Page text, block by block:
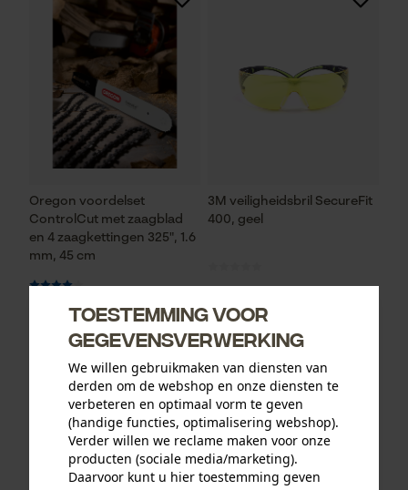
Oregon voordelset
ControlCut met zaagblad
en 4 zaagkettingen 325", 1.6
mm, 45 cm
93,73 €*
3M veiligheidsbril SecureFit
400, geel
12,90 €*
Toestemming voor
gegevensverwerking
We willen gebruikmaken van diensten van
derden om de webshop en onze diensten te
verbeteren en optimaal vorm te geven
(handige functies, optimalisering webshop).
Verder willen we reclame maken voor onze
producten (sociale media/marketing).
Daarvoor kunt u hier toestemming geven